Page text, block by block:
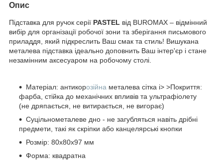
Опис
Підставка для ручок серії PASTEL від BUROMAX – відмінний
вибір для організації робочої зони та зберігання письмового
приладдя, який підкреслить Ваш смак та стиль! Вишукана
металева підставка ідеально доповнить Ваш інтер'єр і стане
незамінним аксесуаром на робочому столі.
Матеріал: антикорозійна металева сітка i> >Покриття:
фарба, стійка до механічних впливів та ультрафіолету
(не дряпається, не витирається, не вигорає)
Суцільнометалеве дно - не загубляться навіть дрібні
предмети, такі як скріпки або канцелярські кнопки
Розмір: 80х80х97 мм
Форма: квадратна